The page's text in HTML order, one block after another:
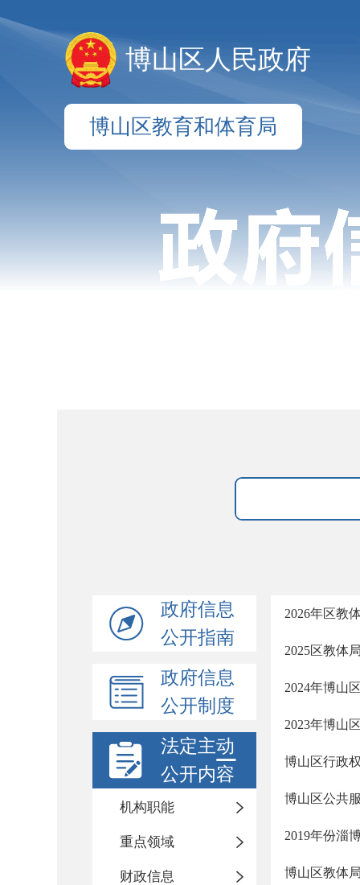
博山区人民政府
博山区教育和体育局
政府信息
公开指南
政府信息
公开制度
法定主动
公开内容
机构职能
重点领域
财政信息
2026年区教
2025区教体
2024年博山
2023年博山
博山区行政
博山区公共
2019年份淄
博山区教体